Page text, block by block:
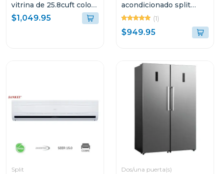
vitrina de 25.8cuft color
negra rfd3563
$1,049.95
acondicionado split
inverter de 36000 btu
seer 18 wi-fi
(1)
$949.95
Split Dos/una puerta(s)